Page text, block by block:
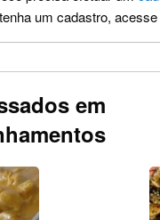
um cadastro, acesse
em